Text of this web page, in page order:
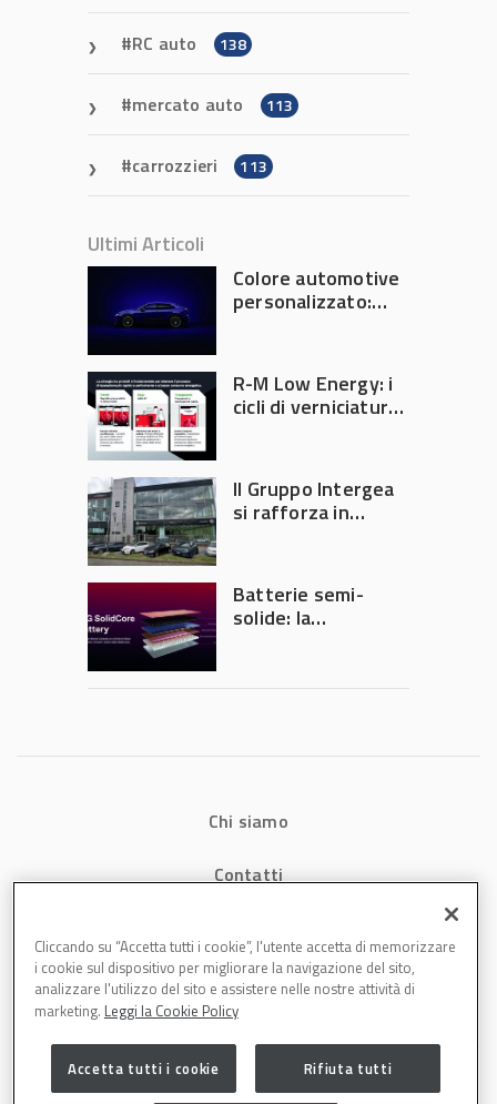
RC auto 138
mercato auto 113
carrozzieri 113
Ultimi Articoli
Colore automotive
personalizzato:
diventa ingegneria
di precisione
R-M Low Energy: i
cicli di verniciatura
tempi e costi in
carrozzeria
Il Gruppo Intergea
si rafforza in
Batterie semi-
solide: la
accelerare la
Chi siamo
Contatti
Cookies
Cliccando su “Accetta tutti i cookie”, l'utente accetta di memorizzare
i cookie sul dispositivo per migliorare la navigazione del sito,
analizzare l'utilizzo del sito e assistere nelle nostre attività di
marketing. Leggi la Cookie Policy
Accetta tutti i cookie Rifiuta tutti